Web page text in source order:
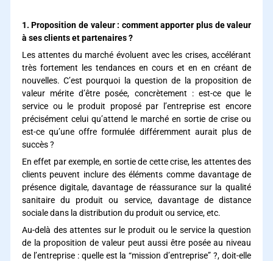
1. Proposition de valeur : comment apporter plus de valeur
à ses clients et partenaires ?
Les attentes du marché évoluent avec les crises, accélérant
très fortement les tendances en cours et en en créant de
nouvelles. C’est pourquoi la question de la proposition de
valeur mérite d’être posée, concrètement : est-ce que le
service ou le produit proposé par l’entreprise est encore
précisément celui qu’attend le marché en sortie de crise ou
est-ce qu’une offre formulée différemment aurait plus de
succès ?
En effet par exemple, en sortie de cette crise, les attentes des
clients peuvent inclure des éléments comme davantage de
présence digitale, davantage de réassurance sur la qualité
sanitaire du produit ou service, davantage de distance
sociale dans la distribution du produit ou service, etc.
Au-delà des attentes sur le produit ou le service la question
de la proposition de valeur peut aussi être posée au niveau
de l’entreprise : quelle est la “mission d’entreprise” ?, doit-elle